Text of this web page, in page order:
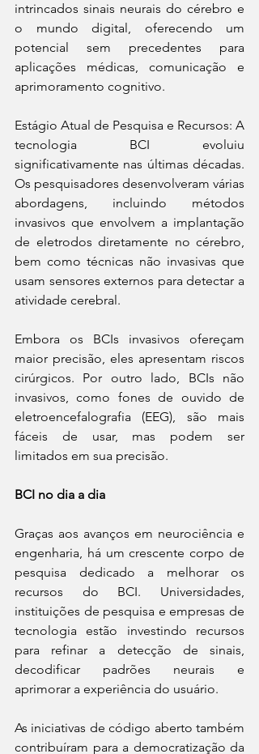
intrincados sinais neurais do cérebro e
o mundo digital, oferecendo um
potencial sem precedentes para
aplicações médicas, comunicação e
aprimoramento cognitivo.
Estágio Atual de Pesquisa e Recursos: A
tecnologia BCI evoluiu
significativamente nas últimas décadas.
Os pesquisadores desenvolveram várias
abordagens, incluindo métodos
invasivos que envolvem a implantação
de eletrodos diretamente no cérebro,
bem como técnicas não invasivas que
usam sensores externos para detectar a
atividade cerebral.
Embora os BCIs invasivos ofereçam
maior precisão, eles apresentam riscos
cirúrgicos. Por outro lado, BCIs não
invasivos, como fones de ouvido de
eletroencefalografia (EEG), são mais
fáceis de usar, mas podem ser
limitados em sua precisão.
BCI no dia a dia
Graças aos avanços em neurociência e
engenharia, há um crescente corpo de
pesquisa dedicado a melhorar os
recursos do BCI. Universidades,
instituições de pesquisa e empresas de
tecnologia estão investindo recursos
para refinar a detecção de sinais,
decodificar padrões neurais e
aprimorar a experiência do usuário.
As iniciativas de código aberto também
contribuíram para a democratização da